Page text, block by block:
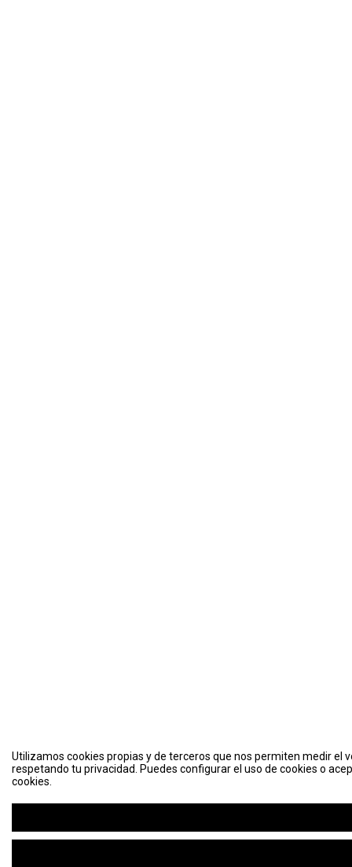
Utilizamos cookies propias y de terceros que nos permiten medir el
respetando tu privacidad. Puedes configurar el uso de cookies o
cookies.